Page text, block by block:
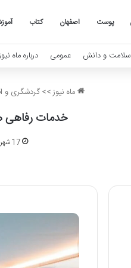
پوست اصفهان کتاب
سلامت و دانش عمومی درباره ماه
ماه نیوز>>گردشگری و
خدمات رفاهی
17 شهریور 1404